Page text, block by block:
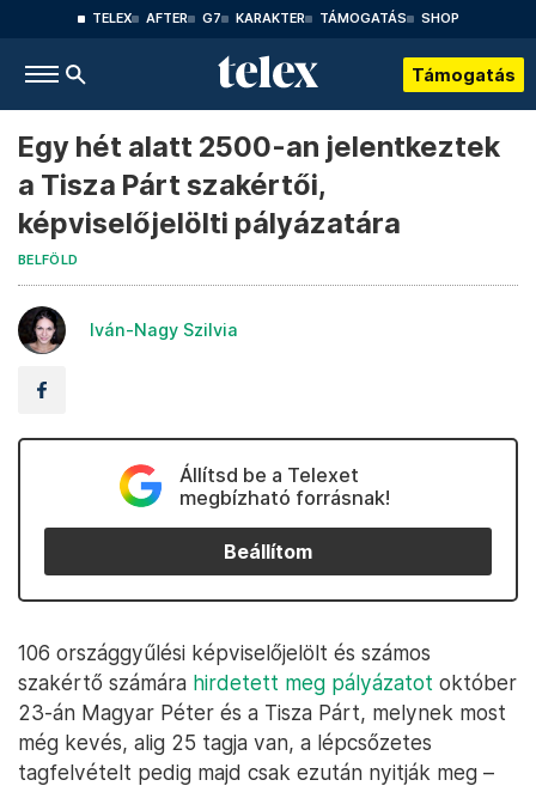
TELEX AFTER G7 KARAKTER TÁMOGATÁS SHOP
Támogatás
Egy hét alatt 2500-an jelentkeztek
a Tisza Párt szakértői,
képviselőjelölti pályázatára
BELFÖLD
Iván-Nagy Szilvia
Állítsd be a Telexet
megbízható forrásnak!
Beállítom
106 országgyűlési képviselőjelölt és számos
szakértő számára hirdetett meg pályázatot október
23-án Magyar Péter és a Tisza Párt, melynek most
még kevés, alig 25 tagja van, a lépcsőzetes
tagfelvételt pedig majd csak ezután nyitják meg –